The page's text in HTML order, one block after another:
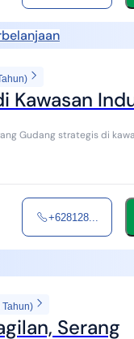
+628128...
Tahun)
Serang